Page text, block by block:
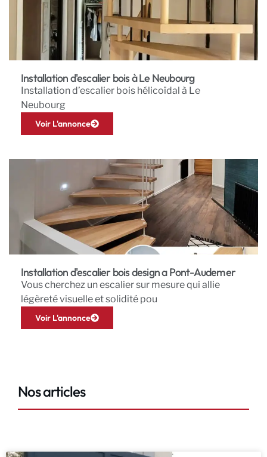
Installation d'escalier bois à Le Neubourg
Installation d’escalier bois hélicoïdal à Le
Neubourg
Voir L'annonce
Installation d'escalier bois design a Pont-Audemer
Vous cherchez un escalier sur mesure qui allie
légèreté visuelle et solidité pou
Voir L'annonce
Nos articles